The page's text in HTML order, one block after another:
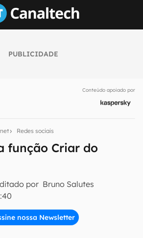
PUBLICIDADE
Conteúdo apoiado por
Redes sociais
função Criar do
por Bruno Salutes
nossa Newsletter
sobre tecnologia em primeira
e concordo com os